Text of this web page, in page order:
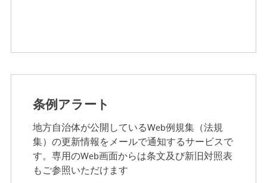
条例アラート
地方自治体が公開しているWeb例規集（法規
集）の更新情報をメールで通知するサービスで
す。専用のWeb画面からは条文及び新旧対照表
もご参照いただけます